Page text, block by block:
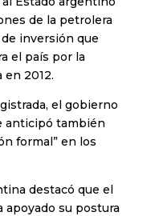
de la petrolera
inversión que
el país por la
2012.
el gobierno
anticipó también
formal” en los
destacó que el
su postura